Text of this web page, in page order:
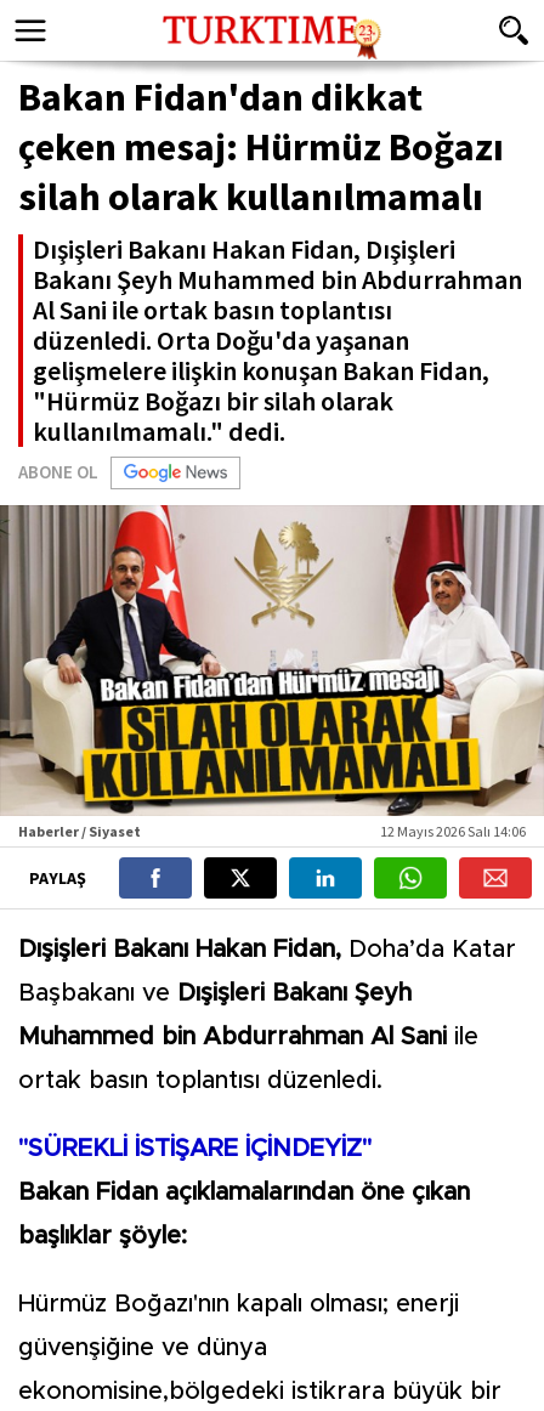
Bakan Fidan'dan dikkat
çeken mesaj: Hürmüz Boğazı
silah olarak kullanılmamalı
Dışişleri Bakanı Hakan Fidan, Dışişleri
Bakanı Şeyh Muhammed bin Abdurrahman
Al Sani ile ortak basın toplantısı
düzenledi. Orta Doğu'da yaşanan
gelişmelere ilişkin konuşan Bakan Fidan,
"Hürmüz Boğazı bir silah olarak
kullanılmamalı." dedi.
ABONE OL
Haberler / Siyaset 12 Mayıs 2026 Salı 14:06
PAYLAŞ
Dışişleri Bakanı Hakan Fidan, Doha’da Katar
Başbakanı ve Dışişleri Bakanı Şeyh
Muhammed bin Abdurrahman Al Sani ile
ortak basın toplantısı düzenledi.
"SÜREKLİ İSTİŞARE İÇİNDEYİZ"
Bakan Fidan açıklamalarından öne çıkan
başlıklar şöyle:
Hürmüz Boğazı'nın kapalı olması; enerji
güvenşiğine ve dünya
ekonomisine,bölgedeki istikrara büyük bir